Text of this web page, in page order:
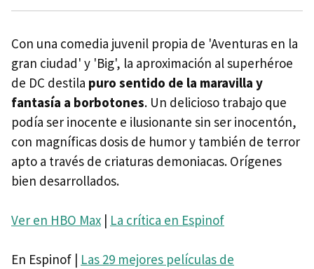
Con una comedia juvenil propia de 'Aventuras en la
gran ciudad' y 'Big', la aproximación al superhéroe
de DC destila puro sentido de la maravilla y
fantasía a borbotones. Un delicioso trabajo que
podía ser inocente e ilusionante sin ser inocentón,
con magníficas dosis de humor y también de terror
apto a través de criaturas demoniacas. Orígenes
bien desarrollados.
Ver en HBO Max La crítica en Espinof
En Espinof | Las 29 mejores películas de